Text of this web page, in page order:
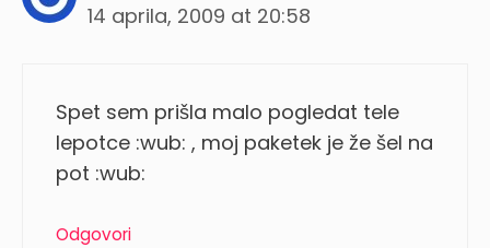
14 aprila, 2009 at 20:58
Spet sem prišla malo pogledat tele
lepotce :wub: , moj paketek je že šel na
pot :wub:
Odgovori